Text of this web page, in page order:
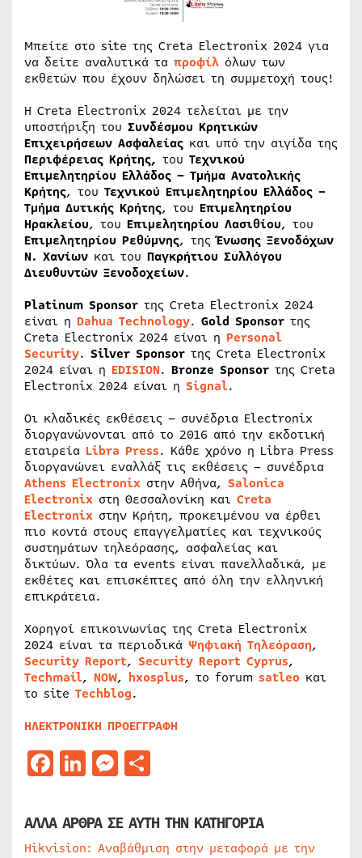
Μπείτε στο site της Creta Electronix 2024 για
να δείτε αναλυτικά τα προφίλ όλων των
εκθετών που έχουν δηλώσει τη συμμετοχή τους!
Η Creta Electronix 2024 τελείται με την
υποστήριξη του Συνδέσμου Κρητικών
Επιχειρήσεων Ασφαλείας και υπό την αιγίδα της
Περιφέρειας Κρήτης, του Τεχνικού
Επιμελητηρίου Ελλάδος – Τμήμα Ανατολικής
Κρήτης, του Τεχνικού Επιμελητηρίου Ελλάδος –
Τμήμα Δυτικής Κρήτης, του Επιμελητηρίου
Ηρακλείου, του Επιμελητηρίου Λασιθίου, του
Επιμελητηρίου Ρεθύμνης, τηςΈνωσης Ξενοδόχων
Ν. Χανίων και του Παγκρήτιου Συλλόγου
Διευθυντών Ξενοδοχείων.
Platinum Sponsor της Creta Electronix 2024
είναι η Dahua Technology. Gold Sponsor της
Creta Electronix 2024 είναι η Personal
Security. Silver Sponsor της Creta Electronix
2024 είναι η EDISION. Bronze Sponsor της Creta
Electronix 2024 είναι η Signal.
Οι κλαδικές εκθέσεις – συνέδρια Electronix
διοργανώνονται από το 2016 από την εκδοτική
εταιρεία Libra Press. Κάθε χρόνο η Libra Press
διοργανώνει εναλλάξ τις εκθέσεις – συνέδρια
Athens Electronix στην Αθήνα, Salonica
Electronix στη Θεσσαλονίκη και Creta
Electronix στην Κρήτη, προκειμένου να έρθει
πιο κοντά στους επαγγελματίες και τεχνικούς
συστημάτων τηλεόρασης, ασφαλείας και
δικτύων. Όλα τα events είναι πανελλαδικά, με
εκθέτες και επισκέπτες από όλη την ελληνική
επικράτεια.
Χορηγοί επικοινωνίας της Creta Electronix
2024 είναι τα περιοδικά Ψηφιακή Τηλεόραση,
Security Report, Security Report Cyprus,
Techmail, NOW, hxosplus, τo forum satleo και
το site Techblog.
ΗΛΕΚΤΡΟΝΙΚΗ ΠΡΟΕΓΓΡΑΦΗ
Facebook
LinkedIn
Messenger
ΑΛΛΑ ΑΡΘΡΑ ΣΕ ΑΥΤΗ ΤΗΝ ΚΑΤΗΓΟΡΙΑ
Hikvision: Αναβάθμιση στην μεταφορά με την